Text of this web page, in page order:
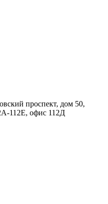
проспект, дом 50,
112Е, офис 112Д